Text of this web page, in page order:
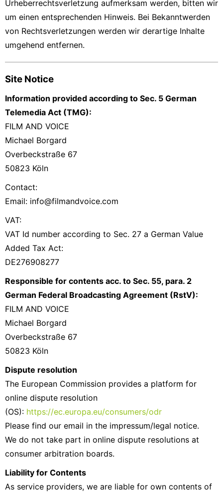
Urheberrechtsverletzung aufmerksam werden, bitten wir
um einen entsprechenden Hinweis. Bei Bekanntwerden
von Rechtsverletzungen werden wir derartige Inhalte
umgehend entfernen.
Site Notice
Information provided according to Sec. 5 German
Telemedia Act (TMG):
FILM AND VOICE
Michael Borgard
Overbeckstraße 67
50823 Köln
Contact:
Email: info@filmandvoice.com
VAT:
VAT Id number according to Sec. 27 a German Value
Added Tax Act:
DE276908277
Responsible for contents acc. to Sec. 55, para. 2
German Federal Broadcasting Agreement (RstV):
FILM AND VOICE
Michael Borgard
Overbeckstraße 67
50823 Köln
Dispute resolution
The European Commission provides a platform for
online dispute resolution
(OS): https://ec.europa.eu/consumers/odr
Please find our email in the impressum/legal notice.
We do not take part in online dispute resolutions at
consumer arbitration boards.
Liability for Contents
As service providers, we are liable for own contents of